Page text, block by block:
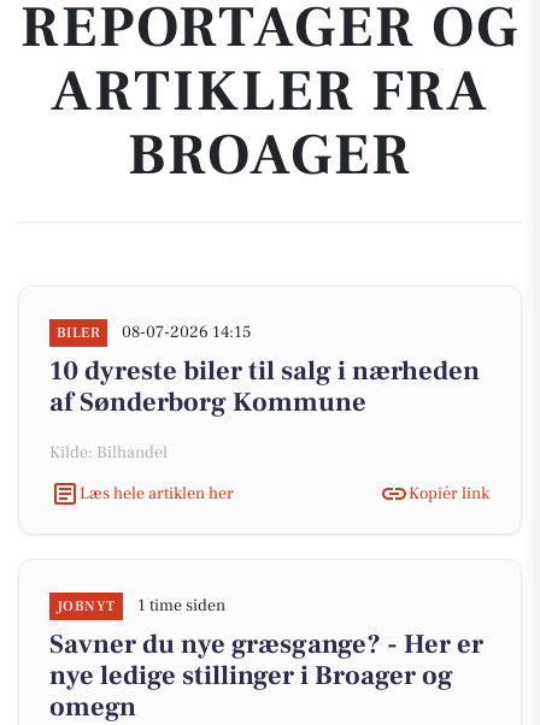
REPORTAGER OG
ARTIKLER FRA
BROAGER
BILER 08-07-2026 14:15
10 dyreste biler til salg i nærheden
af Sønderborg Kommune
Kilde: Bilhandel
Læs hele artiklen her
Kopiér link
JOBNYT 1 time siden
Savner du nye græsgange? - Her er
nye ledige stillinger i Broager og
omegn